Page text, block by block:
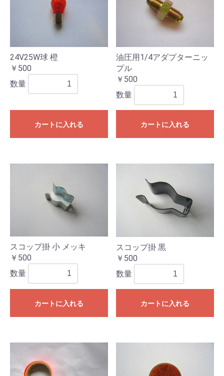
24V25W球 橙
￥500
数量
カートに入れる
油圧用1/4アダプターニッ
プル
￥500
数量
カートに入れる
スコップ掛 小 メッキ
￥500
数量
カートに入れる
スコップ掛 黒
￥500
数量
カートに入れる